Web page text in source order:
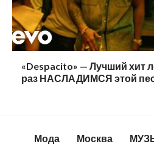
«Despacito» — Лучший хит
раз НАСЛАДИМСЯ этой
Мода Москва